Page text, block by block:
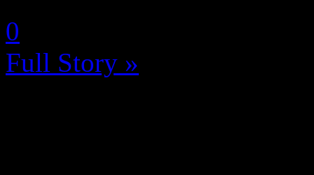
0
Full Story »